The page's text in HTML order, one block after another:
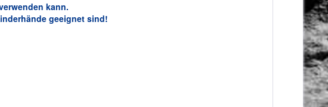
kann.
geeignet sind!